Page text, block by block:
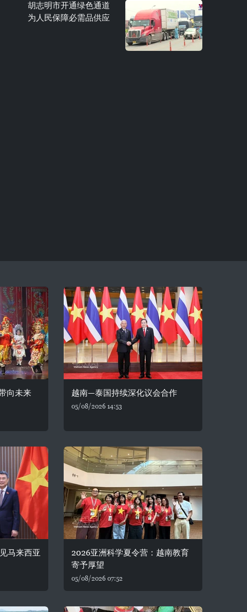
胡志明市开通绿色通道
为人民保障必需品供应
向未来 越南—泰国持续深化议会合作
05/08/2026 14:53
马来西亚
2026亚洲科学夏令营：越南教育
寄予厚望
05/08/2026 07:52